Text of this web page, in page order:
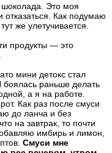
Это моя
отказаться. Как подумаю
же улетучивается.
продукты — это
мини детокс стал
раньше делать
а я на работе.
Как раз после смуси
до ланча и без
на завтрак, то почти
имбирь и лимон,
Смуси мне